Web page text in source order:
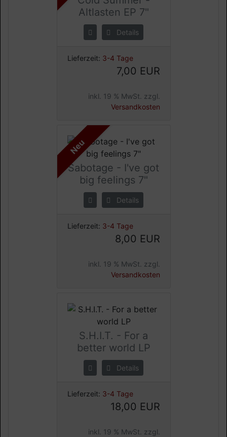
Altlasten EP 7"
Details
Lieferzeit: 3-4 Tage
7,00 EUR
inkl. 19 % MwSt. zzgl.
Versandkosten
Neu
Sabotage - I've got
big feelings 7"
Details
Lieferzeit: 3-4 Tage
8,00 EUR
inkl. 19 % MwSt. zzgl.
Versandkosten
S.H.I.T. - For a
better world LP
Details
Lieferzeit: 3-4 Tage
18,00 EUR
inkl. 19 % MwSt. zzgl.